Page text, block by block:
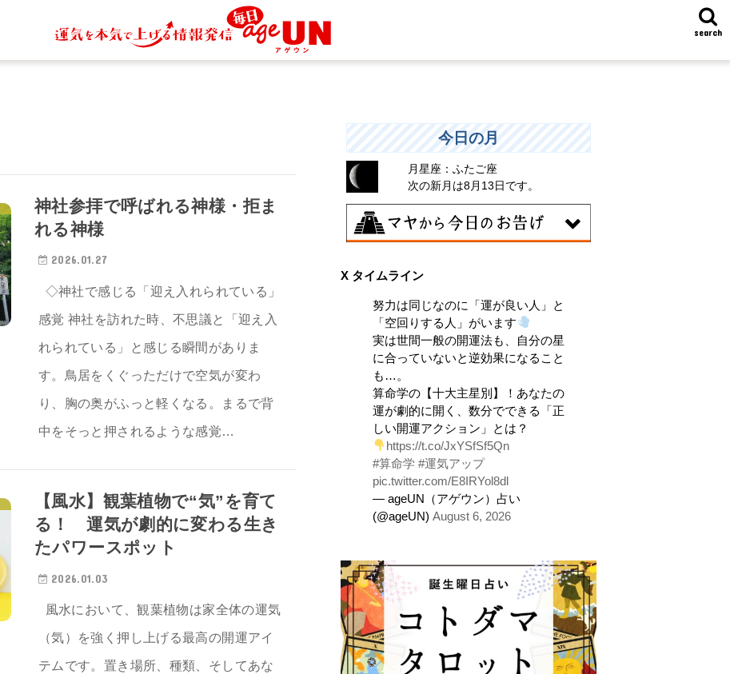
search
神社参拝で呼ばれる神様・拒ま
れる神様
2026.01.27
◇神社で感じる「迎え入れられている」
感覚 神社を訪れた時、不思議と「迎え入
れられている」と感じる瞬間がありま
す。鳥居をくぐっただけで空気が変わ
り、胸の奥がふっと軽くなる。まるで背
中をそっと押されるような感覚…
【風水】観葉植物で“気”を育て
る！ 運気が劇的に変わる生き
たパワースポット
2026.01.03
風水において、観葉植物は家全体の運気
（気）を強く押し上げる最高の開運アイ
テムです。置き場所、種類、そしてあな
今日の月
月星座：ふたご座
次の新月は8月13日です。
興味のある分野で、熟練を志す日。なんと
なくではなく、そこに集中に、没頭するこ
とで、才能が開花します。
X タイムライン
努力は同じなのに「運が良い人」と
「空回りする人」がいます
実は世間一般の開運法も、自分の星
に合っていないと逆効果になること
も…。
算命学の【十大主星別】！あなたの
運が劇的に開く、数分でできる「正
しい開運アクション」とは？
https://t.co/JxYSfSf5Qn
#算命学 #運気アップ
pic.twitter.com/E8IRYol8dl
— ageUN（アゲウン）占い
(@ageUN) August 6, 2026